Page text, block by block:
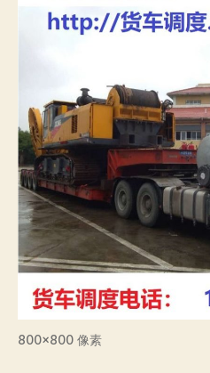
800×800 像素